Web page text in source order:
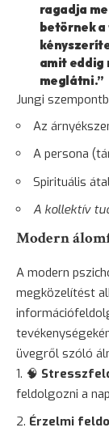
ragadja
betörnek a
amit eddig
meglátni.”
Jungi
Az
A persona
Spirituális
A kollektív
Modern
A modern
megközelítést
üvegről szóló
🧠
feldolgozni a
Érzelmi